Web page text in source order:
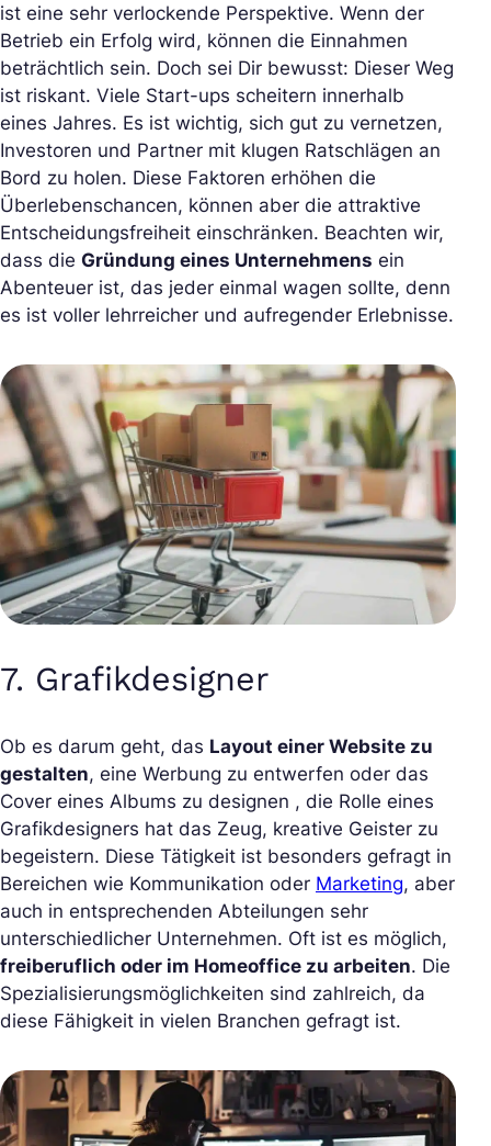
ist eine sehr verlockende Perspektive. Wenn der
Betrieb ein Erfolg wird, können die Einnahmen
beträchtlich sein. Doch sei Dir bewusst: Dieser Weg
ist riskant. Viele Start-ups scheitern innerhalb
eines Jahres. Es ist wichtig, sich gut zu vernetzen,
Investoren und Partner mit klugen Ratschlägen an
Bord zu holen. Diese Faktoren erhöhen die
Überlebenschancen, können aber die attraktive
Entscheidungsfreiheit einschränken. Beachten wir,
dass die Gründung eines Unternehmens ein
Abenteuer ist, das jeder einmal wagen sollte, denn
es ist voller lehrreicher und aufregender Erlebnisse.
7. Grafikdesigner
Ob es darum geht, das Layout einer Website zu
gestalten, eine Werbung zu entwerfen oder das
Cover eines Albums zu designen , die Rolle eines
Grafikdesigners hat das Zeug, kreative Geister zu
begeistern. Diese Tätigkeit ist besonders gefragt in
Bereichen wie Kommunikation oder Marketing, aber
auch in entsprechenden Abteilungen sehr
unterschiedlicher Unternehmen. Oft ist es möglich,
freiberuflich oder im Homeoffice zu arbeiten. Die
Spezialisierungsmöglichkeiten sind zahlreich, da
diese Fähigkeit in vielen Branchen gefragt ist.